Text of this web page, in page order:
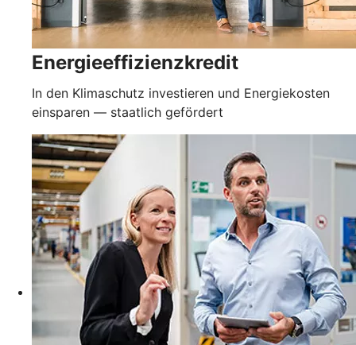
Energieeffizienzkredit
In den Klimaschutz investieren und Energiekosten
einsparen — staatlich gefördert